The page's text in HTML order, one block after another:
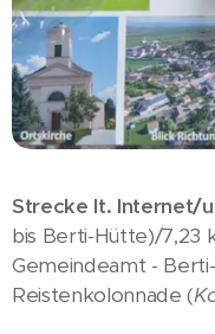
Strecke lt. Internet/
bis Berti-Hütte)/7,23
Gemeindeamt -
Reistenkolonnade (